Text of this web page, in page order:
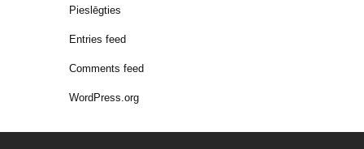
Pieslēgties
Entries feed
Comments feed
WordPress.org